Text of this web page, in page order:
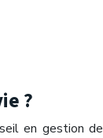
?
en gestion de